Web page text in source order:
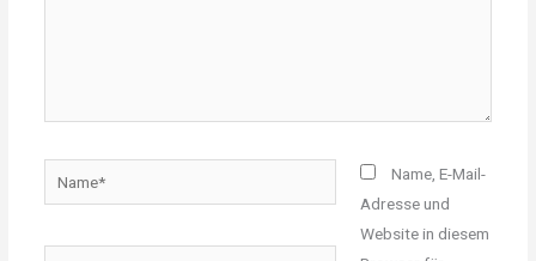
Name, E-Mail-
Adresse und
Website in diesem